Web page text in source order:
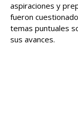
aspiraciones y
fueron
temas puntuales
sus avances.